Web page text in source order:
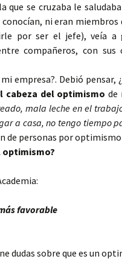
que se cruzaba le
ni eran miembros
por ser el jefe), veía a
compañeros, con
empresa?. Debió pensar,
cabeza del optimismo de
mala leche en el
a casa, no tengo tiempo
de personas por
optimismo?
favorable
dudas sobre que es un